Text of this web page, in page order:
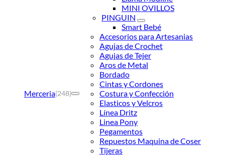
MINI OVILLOS
PINGUIN
Smart Bebé
Merceria(248)
Accesorios para Artesanias
Agujas de Crochet
Agujas de Tejer
Aros de Metal
Bordado
Cintas y Cordones
Costura y Confección
Elasticos y Velcros
Línea Dritz
Linea Pony
Pegamentos
Repuestos Maquina de Coser
Tijeras